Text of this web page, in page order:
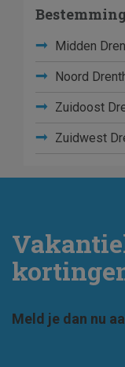
Midden
Noord
Zuidoost
Zuidwest
Meld je dan nu